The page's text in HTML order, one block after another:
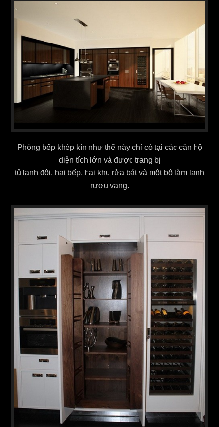
Phòng bếp khép kín như thế này chỉ có tại các căn hộ
diện tích lớn và được trang bị
tủ lạnh đôi, hai bếp, hai khu rửa bát và một bộ làm lạnh
rượu vang.